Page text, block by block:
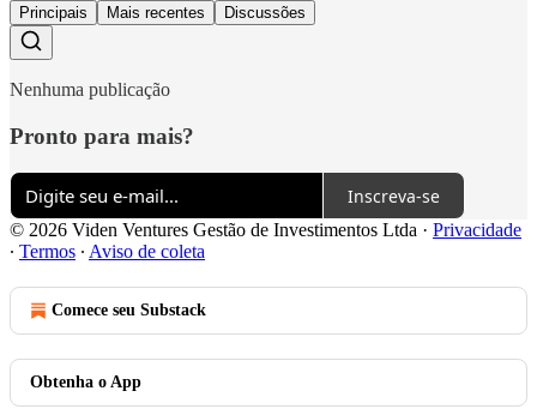
Principais Mais recentes Discussões
Nenhuma publicação
Pronto para mais?
Inscreva-se
© 2026 Viden Ventures Gestão de Investimentos Ltda · Privacidade
∙ Termos ∙ Aviso de coleta
Comece seu Substack
Obtenha o App